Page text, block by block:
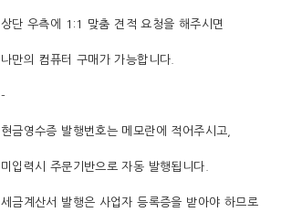
상단 우측에 1:1 맞춤 견적 요청을 해주시면
나만의 컴퓨터 구매가 가능합니다.
-
현금영수증 발행번호는 메모란에 적어주시고,
미입력시 주문기반으로 자동 발행됩니다.
세금계산서 발행은 사업자 등록증을 받아야 하므로